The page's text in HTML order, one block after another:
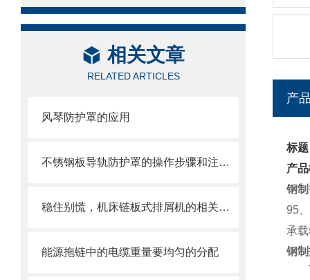
相关文章
RELATED ARTICLES
风琴防护罩的应用
不锈钢板导轨防护罩的操作步骤和注意事项
稳住别慌，机床链板式排屑机的相关信息马上来
能源拖链中的电缆重量要均匀的分配
产
标
产
钢
95
承
钢